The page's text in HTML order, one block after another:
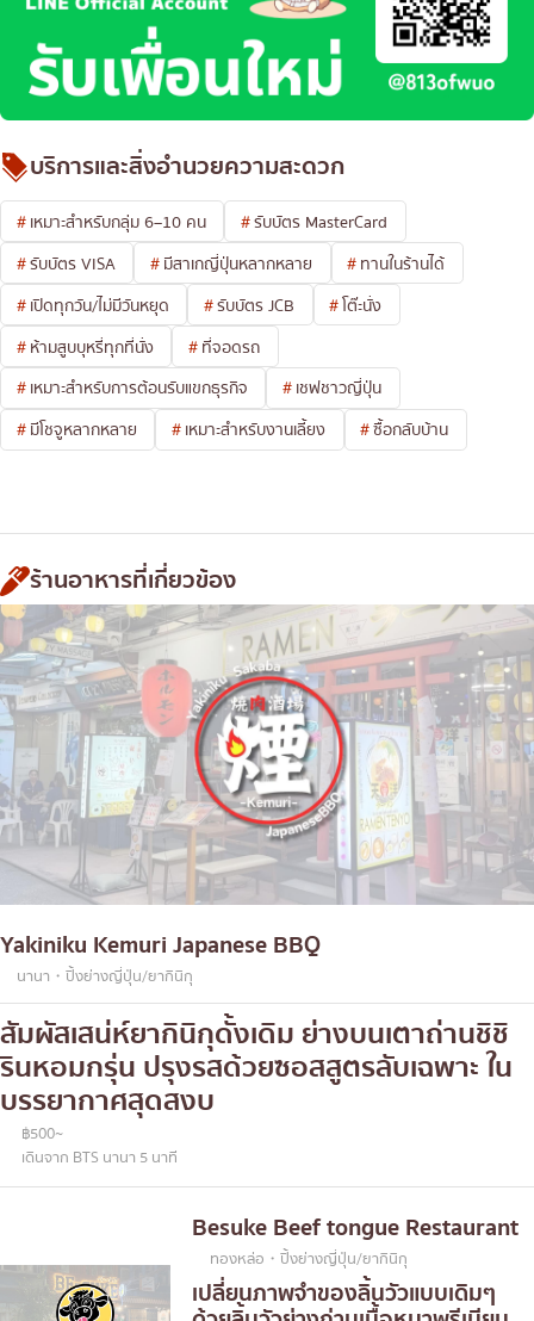
บริการและสิ่งอำนวยความสะดวก
เหมาะสำหรับกลุ่ม 6–10 คน
รับบัตร MasterCard
รับบัตร VISA
มีสาเกญี่ปุ่นหลากหลาย
ทานในร้านได้
เปิดทุกวัน/ไม่มีวันหยุด
รับบัตร JCB
โต๊ะนั่ง
ห้ามสูบบุหรี่ทุกที่นั่ง
ที่จอดรถ
เหมาะสำหรับการต้อนรับแขกธุรกิจ
เชฟชาวญี่ปุ่น
มีโชจูหลากหลาย
เหมาะสำหรับงานเลี้ยง ซื้อกลับบ้าน
ร้านอาหารที่เกี่ยวข้อง
Yakiniku Kemuri Japanese BBQ
นานา・ปิ้งย่างญี่ปุ่น/ยากินิกุ
สัมผัสเสน่ห์ยากินิกุดั้งเดิม ย่างบนเตาถ่านชิชิ
รินหอมกรุ่น ปรุงรสด้วยซอสสูตรลับเฉพาะ ใน
บรรยากาศสุดสงบ
฿500~
เดินจาก BTS นานา 5 นาที
Besuke Beef tongue Restaurant
ทองหล่อ・ปิ้งย่างญี่ปุ่น/ยากินิกุ
เปลี่ยนภาพจำของลิ้นวัวแบบเดิมๆ